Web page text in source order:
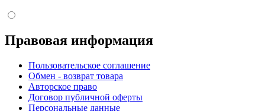
Правовая информация
Пользовательское соглашение
Обмен - возврат товара
Авторское право
Договор публичной оферты
Персональные данные